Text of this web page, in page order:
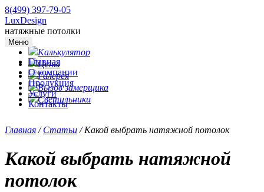
8(499) 397-79-05
LuxDesign
натяжные потолки
Меню
Главная
О компании
Продукция
Услуги
Контакты
Калькулятор
Цены
Галерея
Вызов замерщика
Светильники
Главная /Статьи /Какой выбрать натяжной потолок
Какой выбрать натяжной
потолок